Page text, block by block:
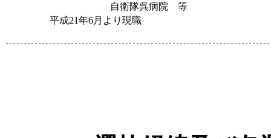
自衛隊呉病院 等
平成21年6月より現職